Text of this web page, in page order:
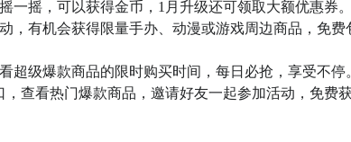
一摇，可以获得金币，1月升级还可领取大额优惠券。
，有机会获得限量手办、动漫或游戏周边商品，免费
超级爆款商品的限时购买时间，每日必抢，享受不停
查看热门爆款商品，邀请好友一起参加活动，免费